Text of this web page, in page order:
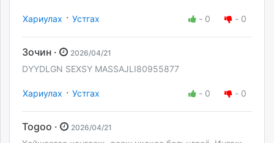
Хариулах · Устгах - 0 - 0
Зочин · 2026/04/21
DYYDLGN SEXSY MASSAJLI80955877
Хариулах · Устгах - 0 - 0
Togoo · 2026/04/21